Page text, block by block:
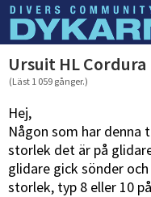
Dyknyheter
Ursuit HL
(Läst 1 059 gånger.)
Hej,
Någon som har denna
storlek det är på
glidare gick sönder
storlek, typ 8 eller 10